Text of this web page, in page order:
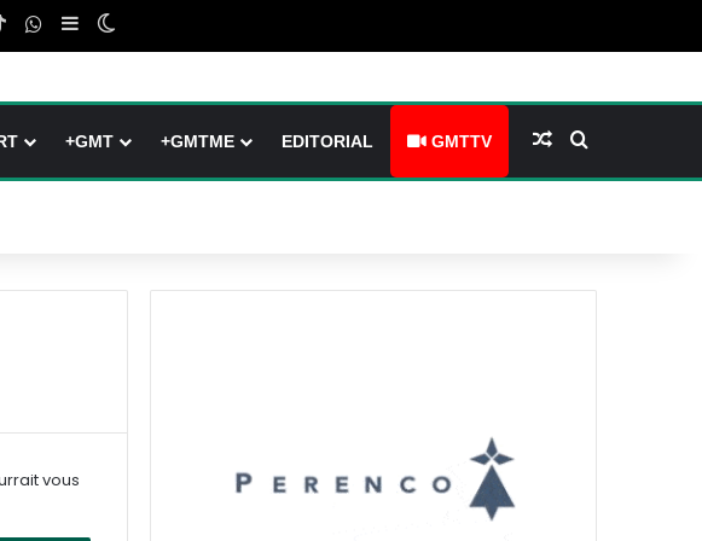
TikTokWhatsApp
Sidebar (barre latérale)
+GMT +GMTME EDITORIAL GMTTV Article Aléatoire
vous